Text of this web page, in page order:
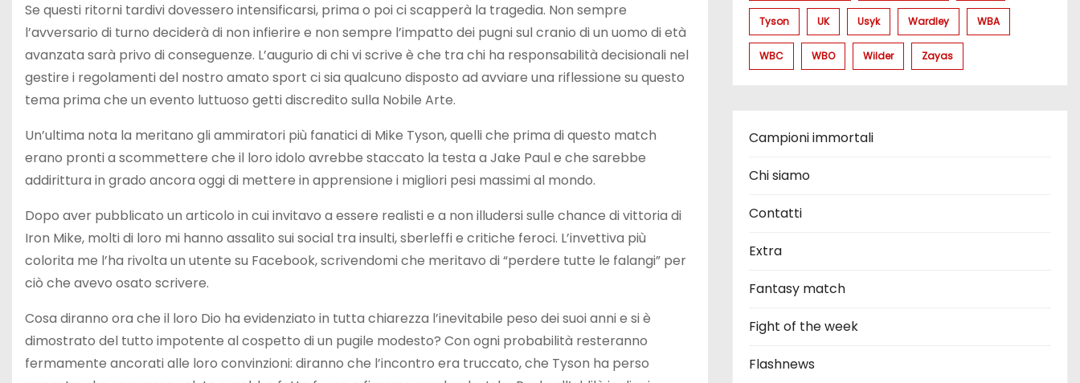
Se questi ritorni tardivi dovessero intensificarsi, prima o poi ci scapperà la tragedia. Non sempre
l’avversario di turno deciderà di non infierire e non sempre l’impatto dei pugni sul cranio di un uomo di età
avanzata sarà privo di conseguenze. L’augurio di chi vi scrive è che tra chi ha responsabilità decisionali nel
gestire i regolamenti del nostro amato sport ci sia qualcuno disposto ad avviare una riflessione su questo
tema prima che un evento luttuoso getti discredito sulla Nobile Arte.
Un’ultima nota la meritano gli ammiratori più fanatici di Mike Tyson, quelli che prima di questo match
erano pronti a scommettere che il loro idolo avrebbe staccato la testa a Jake Paul e che sarebbe
addirittura in grado ancora oggi di mettere in apprensione i migliori pesi massimi al mondo.
Dopo aver pubblicato un articolo in cui invitavo a essere realisti e a non illudersi sulle chance di vittoria di
Iron Mike, molti di loro mi hanno assalito sui social tra insulti, sberleffi e critiche feroci. L’invettiva più
colorita me l’ha rivolta un utente su Facebook, scrivendomi che meritavo di “perdere tutte le falangi” per
ciò che avevo osato scrivere.
Cosa diranno ora che il loro Dio ha evidenziato in tutta chiarezza l’inevitabile peso dei suoi anni e si è
dimostrato del tutto impotente al cospetto di un pugile modesto? Con ogni probabilità resteranno
fermamente ancorati alle loro convinzioni: diranno che l’incontro era truccato, che Tyson ha perso
Tyson UK Usyk Wardley WBA
WBC WBO Wilder Zayas
Campioni immortali
Chi siamo
Contatti
Extra
Fantasy match
Fight of the week
Flashnews